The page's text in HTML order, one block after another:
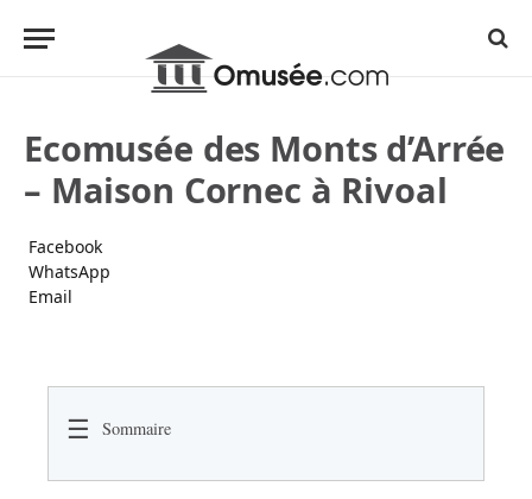
Ecomusée des Monts d’Arrée
– Maison Cornec à Rivoal
Facebook
WhatsApp
Email
☰ Sommaire